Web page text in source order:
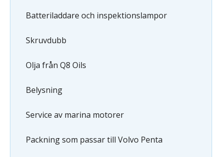
Batteriladdare och inspektionslampor
Skruvdubb
Olja från Q8 Oils
Belysning
Service av marina motorer
Packning som passar till Volvo Penta